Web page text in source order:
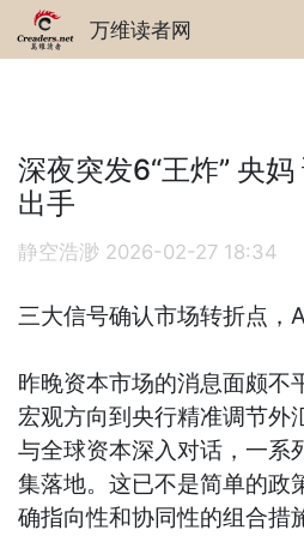
万维读者网
深夜突发6“王炸” 央
出手
静空浩渺 2026-02-27 18:34
三大信号确认市场转折点，
昨晚资本市场的消息面颇不
宏观方向到央行精准调节外
与全球资本深入对话，一系
集落地。这已不是简单的政
确指向性和协同性的组合措